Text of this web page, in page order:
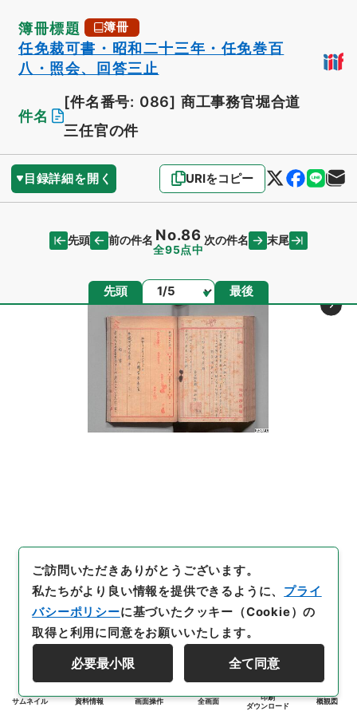
簿冊標題 簿冊
任免裁可書・昭和二十三年・任免巻百
八・照会、回答三止
件名
[件名番号: 086] 商工事務官堀合道
三任官の件
目録詳細を開く URIをコピー
先頭 前の件名 No.86
全95点中
次の件名 末尾
先頭 ページ 最後
サムネイル 資料情報 画面操作 全画面
印刷
ダウンロード
概観図
ご訪問いただきありがとうございます。
私たちがより良い情報を提供できるように、 プライ
バシーポリシーに基づいたクッキー（Cookie）の
取得と利用に同意をお願いいたします。
必要最小限 全て同意